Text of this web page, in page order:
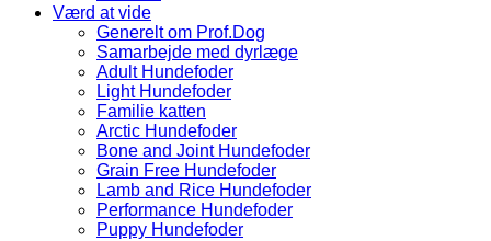
Værd at vide
Generelt om Prof.Dog
Samarbejde med dyrlæge
Adult Hundefoder
Light Hundefoder
Familie katten
Arctic Hundefoder
Bone and Joint Hundefoder
Grain Free Hundefoder
Lamb and Rice Hundefoder
Performance Hundefoder
Puppy Hundefoder